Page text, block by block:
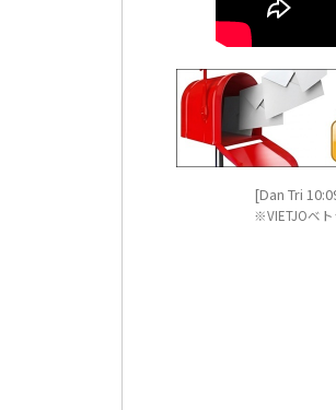
[Dan Tri
※VIETJOベ